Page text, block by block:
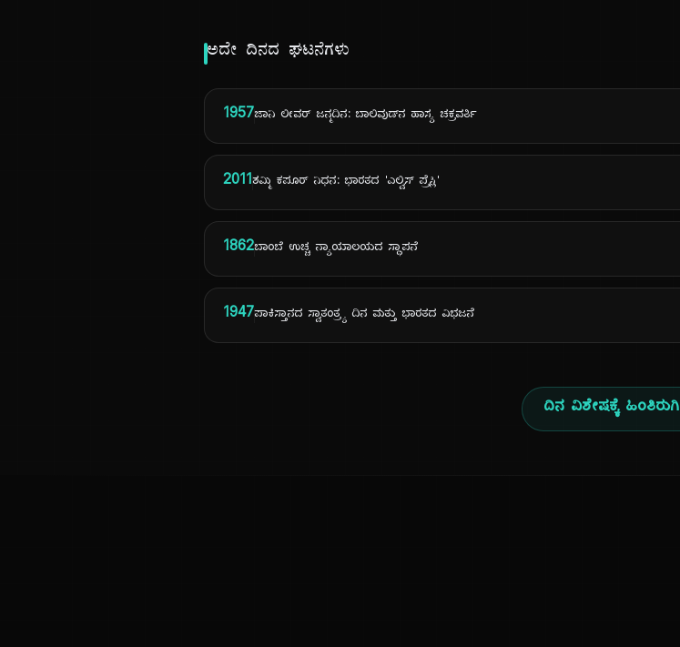
ಅದೇ ದಿನದ ಘಟನೆಗಳು
1957ಜಾನಿ ಲೀವರ್ ಜನ್ಮದಿನ: ಬಾಲಿವುಡ್‌ನ ಹಾಸ್ಯ ಚಕ್ರವರ್ತಿ
2011ಶಮ್ಮಿ ಕಪೂರ್ ನಿಧನ: ಭಾರತದ 'ಎಲ್ವಿಸ್ ಪ್ರೆಸ್ಲಿ'
1862ಬಾಂಬೆ ಉಚ್ಚ ನ್ಯಾಯಾಲಯದ ಸ್ಥಾಪನೆ
1947ಪಾಕಿಸ್ತಾನದ ಸ್ವಾತಂತ್ರ್ಯ ದಿನ ಮತ್ತು ಭಾರತದ ವಿಭಜನೆ
ದಿನ ವಿಶೇಷಕ್ಕೆ ಹಿಂತಿರುಗಿ